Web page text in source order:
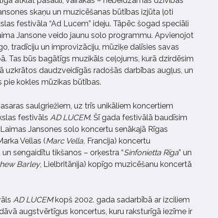
skaņu un muzicēšanas būtības izjūta ļoti
festivāla “Ad Lucem” ideju. Tāpēc šogad speciāli
Jansone veido jaunu solo programmu. Apvienojot
tradīciju un improvizāciju, mūziķe dalīsies savas
Tas būs bagātīgs muzikāls ceļojums, kurā dzirdēsim
uzkrātos daudzveidīgās radošās darbības augļus, un
kokles mūzikas būtības.
saulgriežiem, uz trīs unikāliem koncertiem
festivāls AD LUCEM. Šī gada festivālā baudīsim
Jansones solo koncertu senākajā Rīgas
Vellas (Marc Vella, Francija) koncertu
sengaidītu tikšanos – orķestra “Sinfonietta Rīga” un
Barley, Lielbritānija) kopīgo muzicēšanu koncertā
AD LUCEMkopš 2002. gada sadarbībā ar izciliem
augstvērtīgus koncertus, kuru raksturīgā iezīme ir